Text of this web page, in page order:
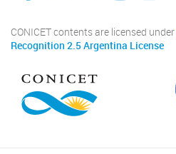
CONICET contents are licensed under
Recognition 2.5 Argentina License